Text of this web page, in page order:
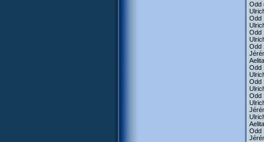
Odd
Odd
Odd
Odd
Odd
Odd
Odd
Odd